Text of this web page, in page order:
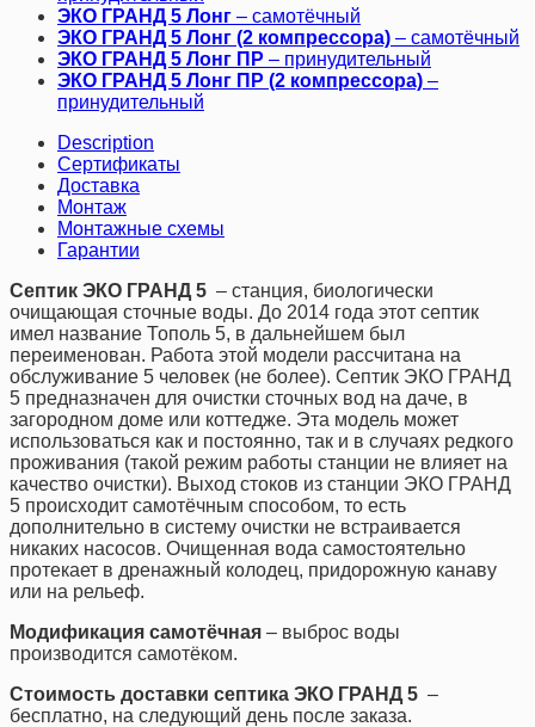
ЭКО ГРАНД 5 Лонг – самотёчный
ЭКО ГРАНД 5 Лонг (2 компрессора) – самотёчный
ЭКО ГРАНД 5 Лонг ПР – принудительный
ЭКО ГРАНД 5 Лонг ПР (2 компрессора) –
принудительный
Description
Сертификаты
Доставка
Монтаж
Монтажные схемы
Гарантии
Септик ЭКО ГРАНД 5 – станция, биологически
очищающая сточные воды. До 2014 года этот септик
имел название Тополь 5, в дальнейшем был
переименован. Работа этой модели рассчитана на
обслуживание 5 человек (не более). Септик ЭКО ГРАНД
5 предназначен для очистки сточных вод на даче, в
загородном доме или коттедже. Эта модель может
использоваться как и постоянно, так и в случаях редкого
проживания (такой режим работы станции не влияет на
качество очистки). Выход стоков из станции ЭКО ГРАНД
5 происходит самотёчным способом, то есть
дополнительно в систему очистки не встраивается
никаких насосов. Очищенная вода самостоятельно
протекает в дренажный колодец, придорожную канаву
или на рельеф.
Модификация самотёчная – выброс воды
производится самотёком.
Стоимость доставки септика ЭКО ГРАНД 5 –
бесплатно, на следующий день после заказа.